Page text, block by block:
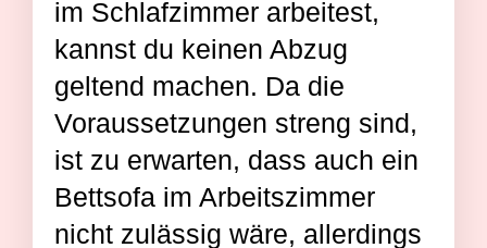
im Schlafzimmer arbeitest,
kannst du keinen Abzug
geltend machen. Da die
Voraussetzungen streng sind,
ist zu erwarten, dass auch ein
Bettsofa im Arbeitszimmer
nicht zulässig wäre, allerdings